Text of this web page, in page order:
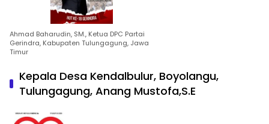
Ahmad Baharudin, SM., Ketua DPC Partai
Gerindra, Kabupaten Tulungagung, Jawa
Timur
Kepala Desa Kendalbulur, Boyolangu,
Tulungagung, Anang Mustofa,S.E